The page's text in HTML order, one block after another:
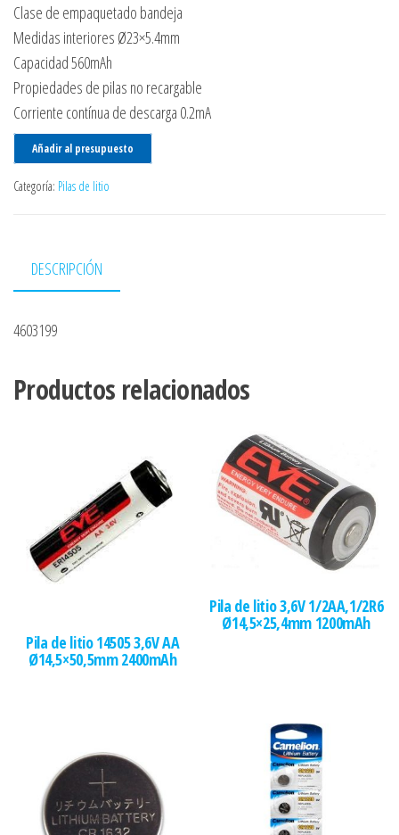
Clase de empaquetado bandeja
Medidas interiores Ø23×5.4mm
Capacidad 560mAh
Propiedades de pilas no recargable
Corriente contínua de descarga 0.2mA
Añadir al presupuesto
Categoría: Pilas de litio
DESCRIPCIÓN
4603199
Productos relacionados
Pila de litio 14505 3,6V AA
Ø14,5×50,5mm 2400mAh
Pila de litio 3,6V 1/2AA,1/2R6
Ø14,5×25,4mm 1200mAh